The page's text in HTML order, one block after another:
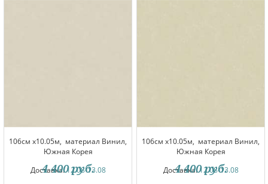
106см x10.05м, материал Винил,
Южная Корея
Доставка:12.08-13.08
4 400 руб.
106см x10.05м, материал Винил,
Южная Корея
Доставка:12.08-13.08
4 400 руб.